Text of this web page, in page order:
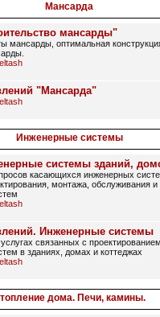
Мансарда
мансарды"
мансарды, оптимальная
"Мансарда"
Инженерные системы
системы зданий,
касающихся инженерных
монтажа, обслуживания и
Инженерные системы
связанных с
в зданиях, домах и коттеджах
дома. Печи, камины.